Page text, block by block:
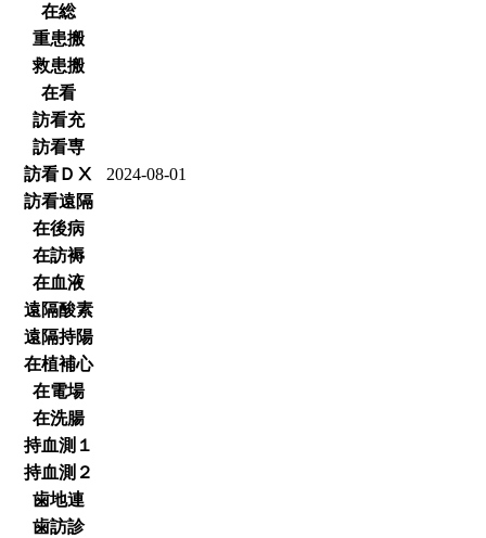
在総
重患搬
救患搬
在看
訪看充
訪看専
訪看ＤⅩ
2024-08-01
訪看遠隔
在後病
在訪褥
在血液
遠隔酸素
遠隔持陽
在植補心
在電場
在洗腸
持血測１
持血測２
歯地連
歯訪診